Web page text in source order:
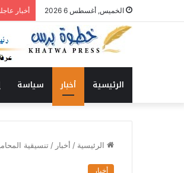
الخميس, أغسطس 6 2026 أخبار
الرئيسية أخبار سياسة
الرئيسية / أخبار / تنسيقية
أخبار